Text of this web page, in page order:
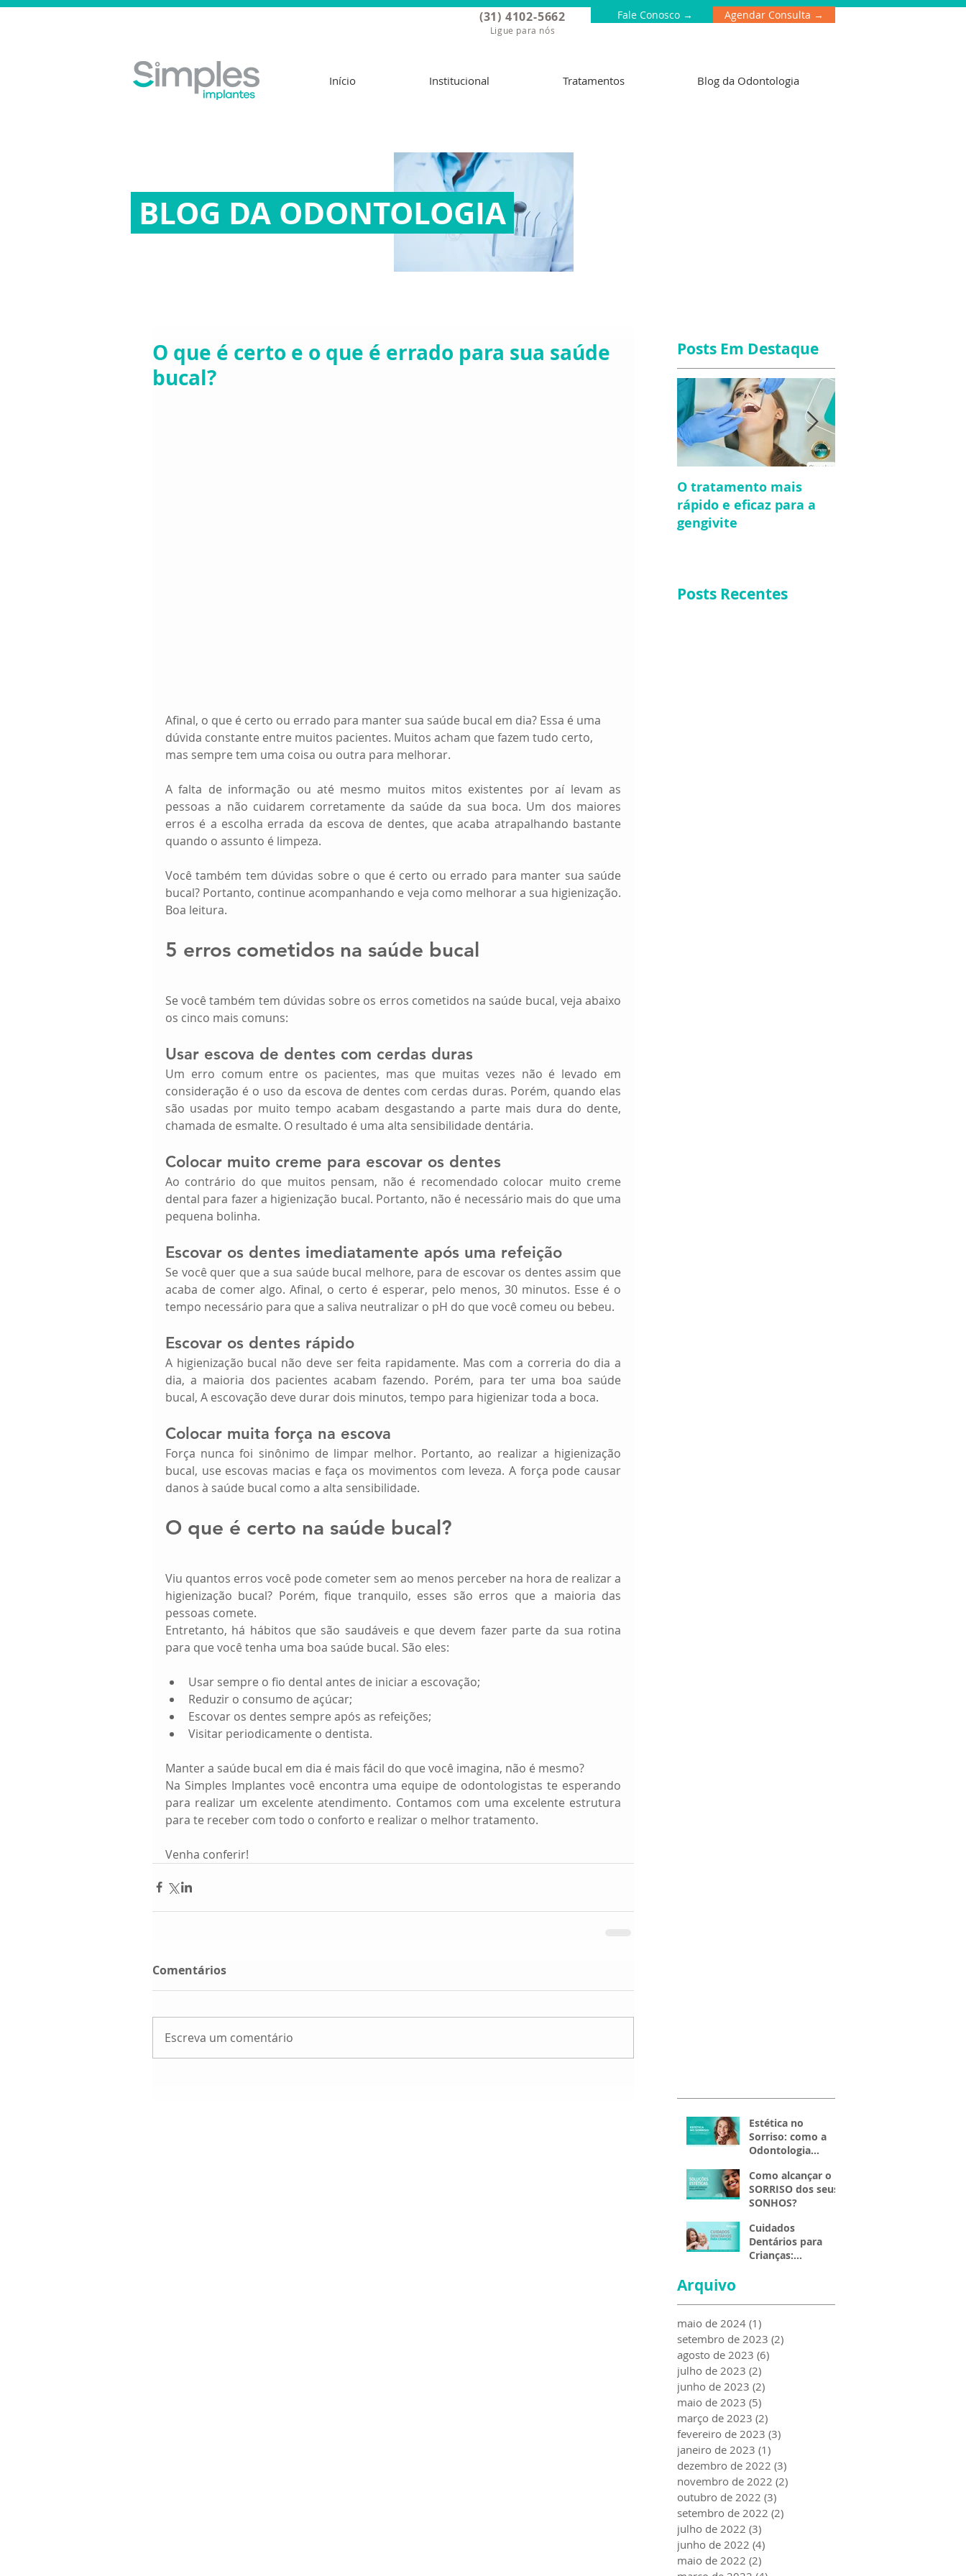
Fale Conosco → Agendar Consulta →
(31) 4102-5662
Ligue para nós
Início Institucional Tratamentos Blog da Odontologia
BLOG DA ODONTOLOGIA
O que é certo e o que é errado para sua saúde
bucal?
Afinal, o que é certo ou errado para manter sua saúde bucal em dia? Essa é uma
dúvida constante entre muitos pacientes. Muitos acham que fazem tudo certo,
mas sempre tem uma coisa ou outra para melhorar.
A falta de informação ou até mesmo muitos mitos existentes por aí levam as
pessoas a não cuidarem corretamente da saúde da sua boca. Um dos maiores
erros é a escolha errada da escova de dentes, que acaba atrapalhando bastante
quando o assunto é limpeza.
Você também tem dúvidas sobre o que é certo ou errado para manter sua saúde
bucal? Portanto, continue acompanhando e veja como melhorar a sua higienização.
Boa leitura.
5 erros cometidos na saúde bucal
Se você também tem dúvidas sobre os erros cometidos na saúde bucal, veja abaixo
os cinco mais comuns:
Usar escova de dentes com cerdas duras
Um erro comum entre os pacientes, mas que muitas vezes não é levado em
consideração é o uso da escova de dentes com cerdas duras. Porém, quando elas
são usadas por muito tempo acabam desgastando a parte mais dura do dente,
chamada de esmalte. O resultado é uma alta sensibilidade dentária.
Colocar muito creme para escovar os dentes
Ao contrário do que muitos pensam, não é recomendado colocar muito creme
dental para fazer a higienização bucal. Portanto, não é necessário mais do que uma
pequena bolinha.
Escovar os dentes imediatamente após uma refeição
Se você quer que a sua saúde bucal melhore, para de escovar os dentes assim que
acaba de comer algo. Afinal, o certo é esperar, pelo menos, 30 minutos. Esse é o
tempo necessário para que a saliva neutralizar o pH do que você comeu ou bebeu.
Escovar os dentes rápido
A higienização bucal não deve ser feita rapidamente. Mas com a correria do dia a
dia, a maioria dos pacientes acabam fazendo. Porém, para ter uma boa saúde
bucal, A escovação deve durar dois minutos, tempo para higienizar toda a boca.
Colocar muita força na escova
Força nunca foi sinônimo de limpar melhor. Portanto, ao realizar a higienização
bucal, use escovas macias e faça os movimentos com leveza. A força pode causar
danos à saúde bucal como a alta sensibilidade.
O que é certo na saúde bucal?
Viu quantos erros você pode cometer sem ao menos perceber na hora de realizar a
higienização bucal? Porém, fique tranquilo, esses são erros que a maioria das
pessoas comete.
Entretanto, há hábitos que são saudáveis e que devem fazer parte da sua rotina
para que você tenha uma boa saúde bucal. São eles:
Usar sempre o fio dental antes de iniciar a escovação;
Reduzir o consumo de açúcar;
Escovar os dentes sempre após as refeições;
Visitar periodicamente o dentista.
Manter a saúde bucal em dia é mais fácil do que você imagina, não é mesmo?
Na Simples Implantes você encontra uma equipe de odontologistas te esperando
para realizar um excelente atendimento. Contamos com uma excelente estrutura
para te receber com todo o conforto e realizar o melhor tratamento.
Venha conferir!
Comentários
Escreva um comentário
Posts Em Destaque
O tratamento mais
rápido e eficaz para a
gengivite
Posts Recentes
Estética no
Sorriso: como a
Odontologia
aparência e a
autoestima.
Como alcançar o
SORRISO dos seus
SONHOS?
Cuidados
Dentários para
Crianças:
Arquivo
maio de 2024 (1)
setembro de 2023 (2)
agosto de 2023 (6)
julho de 2023 (2)
junho de 2023 (2)
maio de 2023 (5)
março de 2023 (2)
fevereiro de 2023 (3)
janeiro de 2023 (1)
dezembro de 2022 (3)
novembro de 2022 (2)
outubro de 2022 (3)
setembro de 2022 (2)
julho de 2022 (3)
junho de 2022 (4)
maio de 2022 (2)